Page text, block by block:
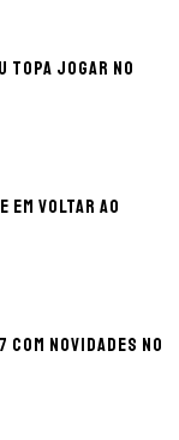
topa jogar no
em voltar ao
novidades no